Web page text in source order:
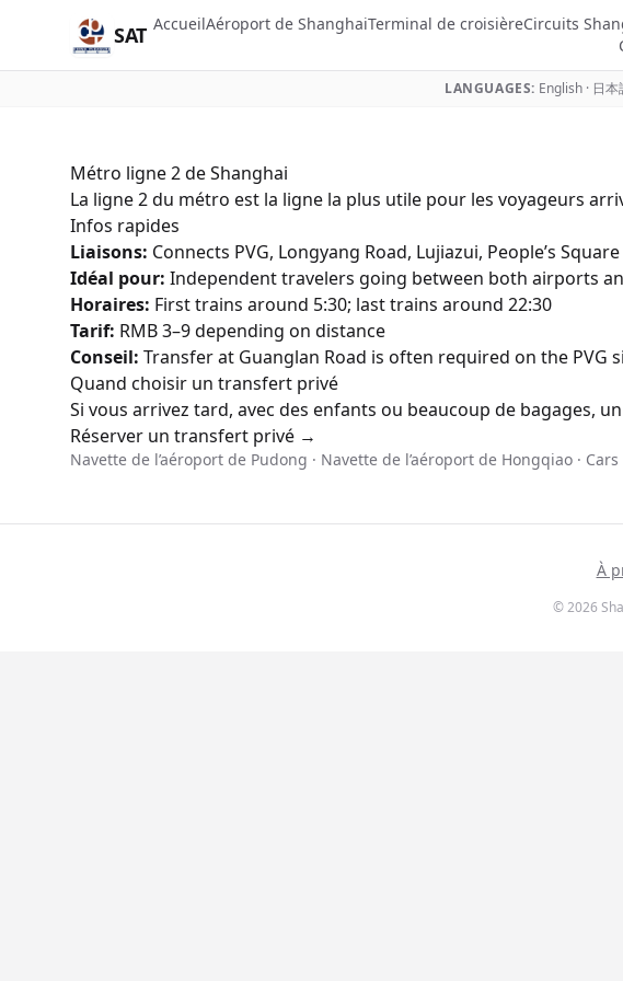
SAT AccueilAéroport de ShanghaiTerminal de croisièreCircuits
LANGUAGES: English · 日本
Métro ligne 2 de Shanghai
La ligne 2 du métro est la ligne la plus utile pour les voyageurs
Infos rapides
Liaisons: Connects PVG, Longyang Road, Lujiazui, People’s
Idéal pour: Independent travelers going between both airports
Horaires: First trains around 5:30; last trains around 22:30
Tarif: RMB 3–9 depending on distance
Conseil: Transfer at Guanglan Road is often required on the PVG
Quand choisir un transfert privé
Si vous arrivez tard, avec des enfants ou beaucoup de bagages,
Réserver un transfert privé →
Navette de l’aéroport de Pudong · Navette de l’aéroport de Hongqiao ·
À
© 2026